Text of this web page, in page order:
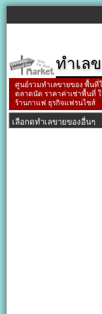
ทำเล
ศูนย์รวมทำเลขายของ พื้นที่
ตลาดนัด ราคาค่าเช่าพื้นที่
ร้านกาแฟ ธุรกิจแฟรนไชส์